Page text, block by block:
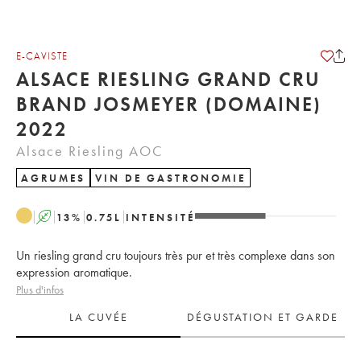
E-CAVISTE
ALSACE RIESLING GRAND CRU
BRAND JOSMEYER (DOMAINE)
2022
Alsace Riesling AOC
AGRUMES VIN DE GASTRONOMIE
A 13% 0.75 L INTENSITÉ
Un riesling grand cru toujours très pur et très complexe dans son
expression aromatique.
Plus d'infos
LA CUVÉE
DÉGUSTATION ET GARDE